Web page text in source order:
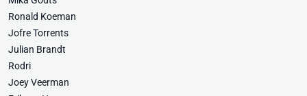
Ronald Koeman
Jofre Torrents
Julian Brandt
Rodri
Joey Veerman